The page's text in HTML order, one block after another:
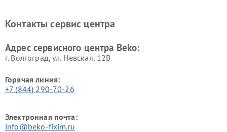
Ремонт холодильников Beko Ремонт морозильных камер
Контакты сервис центра
Адрес сервисного центра Beko:
г. Волгоград, ул. Невская, 12В
Горячая линия:
+7 (844) 290-70-26
Электронная почта:
info@beko-fixim.ru